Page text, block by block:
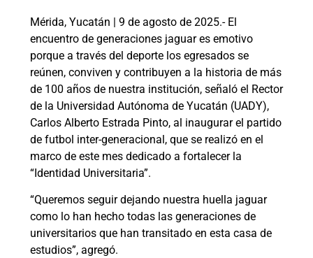
Mérida, Yucatán | 9 de agosto de 2025.- El
encuentro de generaciones jaguar es emotivo
porque a través del deporte los egresados se
reúnen, conviven y contribuyen a la historia de más
de 100 años de nuestra institución, señaló el Rector
de la Universidad Autónoma de Yucatán (UADY),
Carlos Alberto Estrada Pinto, al inaugurar el partido
de futbol inter-generacional, que se realizó en el
marco de este mes dedicado a fortalecer la
“Identidad Universitaria”.
“Queremos seguir dejando nuestra huella jaguar
como lo han hecho todas las generaciones de
universitarios que han transitado en esta casa de
estudios”, agregó.